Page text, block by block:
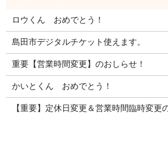
ロウくん おめでとう！
島田市デジタルチケット使えます。
重要【営業時間変更】のおしらせ！
かいとくん おめでとう！
【重要】定休日変更＆営業時間臨時変更